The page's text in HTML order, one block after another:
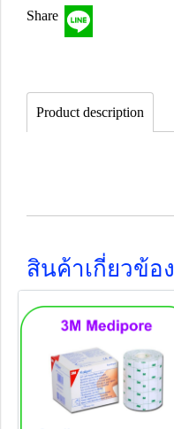
Share
Product description
สินค้าเกี่ยวข้อง